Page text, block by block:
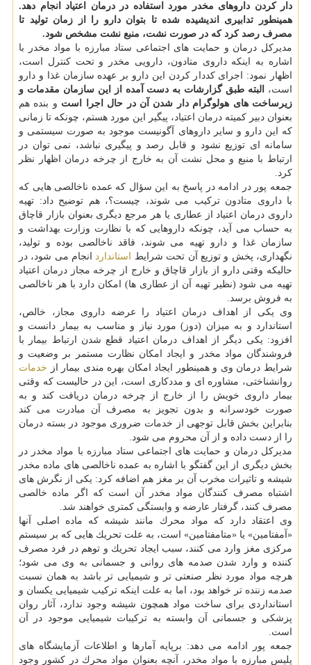
دار كردن داروهای مخدر مورد استفاده در درمان اعتیاد انجام دهد.
همینطور تدابیری اندیشیده شده تا بتوان دارو را از زمان تولید تا
مصرف رصد كرد كه در صورت نشت، منبع نشت مشخص شود.
مدیركل درمان و حمایت های اجتماعی ستاد مبارزه با مواد مخدر با
اشاره به اینكه داروی متادون، دارویی مخدر و تحت كنترل است،
اظهار نمود: اجرای كددار كردن این دارو بر عهده سازمان غذا و دارو
است،
البته طبق گزارشات به دست آمده از این سازمان مقدمات و
زیرساخت های هولوگرام دار شدن آن در حال اجرا است و بنده هم
بعنوان دبیر كمیته درمان اعتیاد، پیگیر این مورد هستم، چونكه تا زمانی
كه این دارو و سایر داروهای آگونیست موجود به صورت سیستمی و
سامانه ای توزیع نشود و قابل رصد و پیگیری نباشد، نمی توان در
ارتباط با منبع و محل نشت آن به خارج از چرخه درمان اظهار نظر
كرد.
جمعه پور در ادامه در پاسخ به این سؤال كه عمده ناخالصی هایی كه
با داروی متادون تركیب می شوند، چیست؟، هم توضیح داد: تهیه
داروی درمان اعتیاد از عطاری یا هر مرجع دیگری بعنوان بازار قاچاق
به حساب می آید، چونكه داروهایی كه با نظارت وزارت بهداشت و
سازمان غذا و دارو تهیه می شوند، فاقد ناخالصی بوده و تولید،
نگهداری، پخش و توزیع آن تحت شرایط
استانداردانجام می شود، در
حالیكه وقتی دارو از بازار قاچاق و خارج از چرخه مجاز درمان اعتیاد
تهیه می شود (نظیر تهیه آن از عطاری ها) امكان دارد با هر ناخالصی
به فروش برسد.
وی یكی از اهداف درمان اعتیاد را عرضه داروی مجاز، خالص،
استاندارد و به میزان (دوز) مورد نیاز و مناسب به بیمار دانست و
افزود: یكی دیگر از اهداف درمان اعتیاد قطع شدن ارتباط بیمار با
فروشندگان مواد مخدر و ایجاد امكان نظارت مستمر بر وضعیت و
شرایط درمان وی و همینطور ایجاد امكان بهره مندی بیمار از خدمات
روانشناختی، مشاوره ای و مددكاری است، این در حالیست كه وقتی
بیمار داروی خویش را از خارج از چرخه درمان دریافت كند و به
صورت خودسرانه و بدون تجویز به مصرف آن مبادرت می كند
بنابراین بخش قابل توجهی از خدمات ضروری موجود در بسته درمان
را از دست داده و از آن محروم می شود.
مدیركل درمان و حمایت های اجتماعی ستاد مبارزه با مواد مخدر در
بخش دیگری از این گفتگو با اشاره به عمده ناخالصی های ماده مخدر
شیشه و تاثیرات مخرب آن بر مغز هم اضافه كرد: یكی از نگرش های
اشتباه مصرف كنندگان مواد مخدر آن است كه اگر ماده خالصی
مصرف كنند، گرفتار عارضه و وابستگی كمتری خواهند شد.
وی اعتقاد دارد كه مواد محرك مانند شیشه كه ماده اصلی آنها
«آمفتامین» یا «متامفتامین» است، به علت تحریك هایی كه بر سیستم
مركزی مغز وارد می كنند، سبب ایجاد تحریك و توهم در فرد مصرف
كننده و وارد شدن صدمه های روانی و جسمانی به وی می شود؛
هرچه مواد مورد نظر صنعتی تر و شیمیایی تر باشد به همان نسبت
صدمه زننده تر خواهد بود، اما به علت اینكه تركیب شیمیایی یكسان و
استانداردی برای ساخت مواد همچون شیشه وجود ندارد، آثار روان
پزشكی و جسمانی آن وابسته به تركیبات شیمیایی موجود در آن
است.
جمعه پور ادامه می دهد: برپایه آمارها و اطلاعات آزمایشگاه های
پلیس مبارزه با مواد مخدر، آنچه بعنوان مواد محرك در كشور وجود